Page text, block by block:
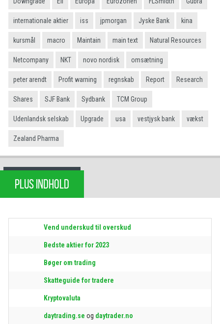
internationale aktier iss jpmorgan Jyske Bank kina
kursmål macro Maintain main text Natural Resources
Netcompany NKT novo nordisk omsætning
peter arendt Profit warning regnskab Report Research
Shares SJF Bank Sydbank TCM Group
Udenlandsk selskab Upgrade usa vestjysk bank vækst
Zealand Pharma
PLUS INDHOLD
Vend underskud til overskud
Bedste aktier for 2023
Bøger om trading
Skatteguide for tradere
Kryptovaluta
daytrading.se og daytrader.no